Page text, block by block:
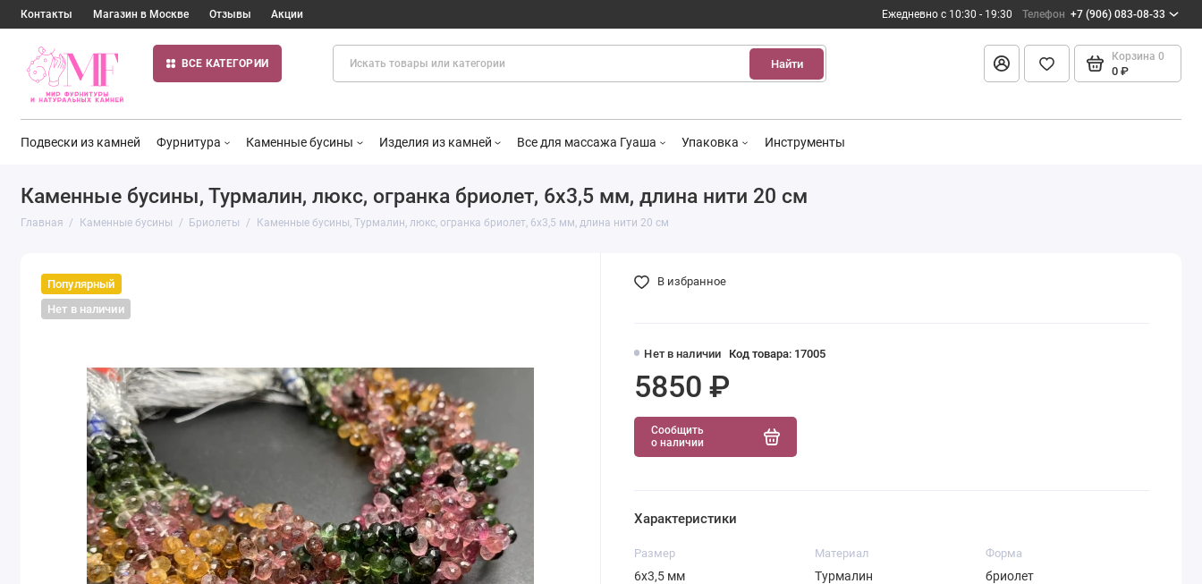
Контакты Магазин в Москве Отзывы Акции Ежедневно с 10:30 - 19:30 Телефон +7 (906) 083-08-33
ВСЕ КАТЕГОРИИ Найти
Корзина 0
0 ₽
Подвески из камней Фурнитура Каменные бусины Изделия из камней Все для массажа Гуаша Упаковка Инструменты
Каменные бусины, Турмалин, люкс, огранка бриолет, 6х3,5 мм, длина нити 20 см
Главная Каменные бусины Бриолеты Каменные бусины, Турмалин, люкс, огранка бриолет, 6х3,5 мм, длина нити 20 см
Популярный
Нет в наличии
Нет в наличии Код товара: 17005
5850 ₽
Сообщить
о наличии
В избранное
Характеристики
Размер
6х3,5 мм
Материал
Турмалин
Форма
бриолет